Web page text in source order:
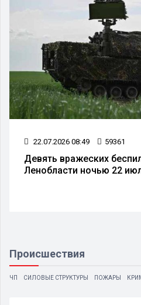
22.07.2026 08:49 59361
Девять вражеских
Ленобласти ночью 22
Происшествия
ЧП СИЛОВЫЕ СТРУКТУРЫ ПОЖАРЫ